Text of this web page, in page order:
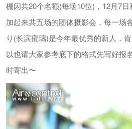
棚闪共20个名额(每场10位)，12月7
加起来共五场的团体摄影会，每一场
り(长滨蜜璃)是今年最优秀的新人，
以也请大家参考底下的格式先写好报
时寄出〜